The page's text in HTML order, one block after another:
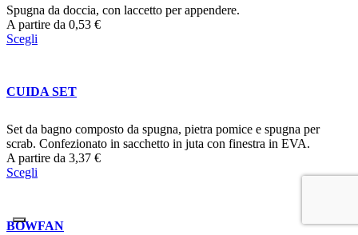
Spugna da doccia, con laccetto per appendere.
A partire da 0,53 €
Scegli
CUIDA SET
Set da bagno composto da spugna, pietra pomice e spugna per
scrab. Confezionato in sacchetto in juta con finestra in EVA.
A partire da 3,37 €
Scegli
BOWFAN